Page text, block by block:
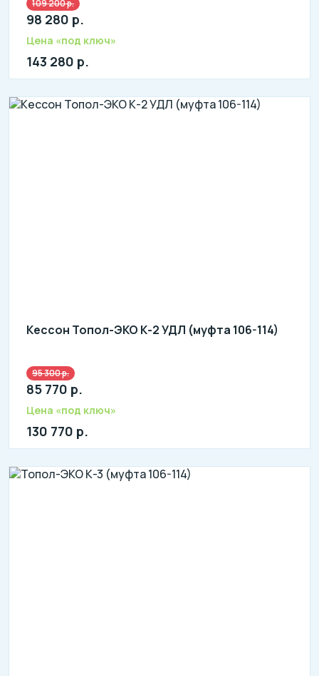
109 200 р.
98 280 р.
Цена «под ключ»
143 280 р.
Кессон Топол-ЭКО К-2 УДЛ (муфта 106-114)
95 300 р.
85 770 р.
Цена «под ключ»
130 770 р.